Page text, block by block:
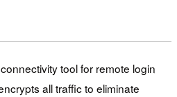
tool for remote login
all traffic to eliminate